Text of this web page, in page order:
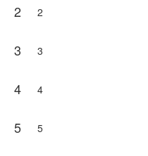
2 2
3 3
4 4
5 5